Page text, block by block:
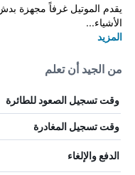
يقدم الموتيل غرفاً مجهزة
الأشياء...
المزيد
من الجيد أن تعلم
وقت تسجيل الصعود للطائرة
وقت تسجيل المغادرة
الدفع والإلغاء